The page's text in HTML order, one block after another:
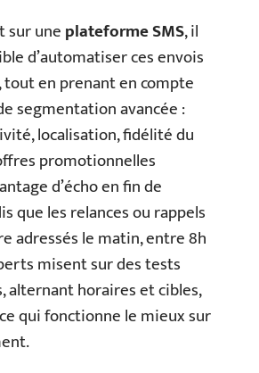
sur uneplateforme SMS, il
d’automatiser ces envois
en prenant en compte
segmentation avancée :
localisation, fidélité du
promotionnelles
d’écho en fin de
que les relances ou rappels
adressés le matin, entre 8h
misent sur des tests
alternant horaires et cibles,
qui fonctionne le mieux sur